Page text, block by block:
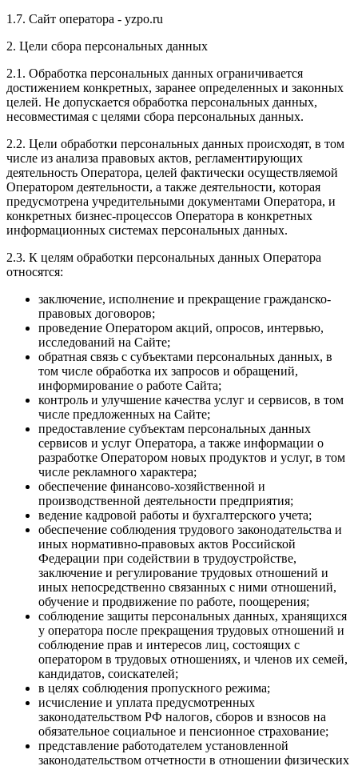
1.7. Сайт оператора - yzpo.ru
2. Цели сбора персональных данных
2.1. Обработка персональных данных ограничивается
достижением конкретных, заранее определенных и законных
целей. Не допускается обработка персональных данных,
несовместимая с целями сбора персональных данных.
2.2. Цели обработки персональных данных происходят, в том
числе из анализа правовых актов, регламентирующих
деятельность Оператора, целей фактически осуществляемой
Оператором деятельности, а также деятельности, которая
предусмотрена учредительными документами Оператора, и
конкретных бизнес-процессов Оператора в конкретных
информационных системах персональных данных.
2.3. К целям обработки персональных данных Оператора
относятся:
заключение, исполнение и прекращение гражданско-
правовых договоров;
проведение Оператором акций, опросов, интервью,
исследований на Сайте;
обратная связь с субъектами персональных данных, в
том числе обработка их запросов и обращений,
информирование о работе Сайта;
контроль и улучшение качества услуг и сервисов, в том
числе предложенных на Сайте;
предоставление субъектам персональных данных
сервисов и услуг Оператора, а также информации о
разработке Оператором новых продуктов и услуг, в том
числе рекламного характера;
обеспечение финансово-хозяйственной и
производственной деятельности предприятия;
ведение кадровой работы и бухгалтерского учета;
обеспечение соблюдения трудового законодательства и
иных нормативно-правовых актов Российской
Федерации при содействии в трудоустройстве,
заключение и регулирование трудовых отношений и
иных непосредственно связанных с ними отношений,
обучение и продвижение по работе, поощерения;
соблюдение защиты персональных данных, хранящихся
у оператора после прекращения трудовых отношений и
соблюдение прав и интересов лиц, состоящих с
оператором в трудовых отношениях, и членов их семей,
кандидатов, соискателей;
в целях соблюдения пропускного режима;
исчисление и уплата предусмотренных
законодательством РФ налогов, сборов и взносов на
обязательное социальное и пенсионное страхование;
представление работодателем установленной
законодательством отчетности в отношении физических